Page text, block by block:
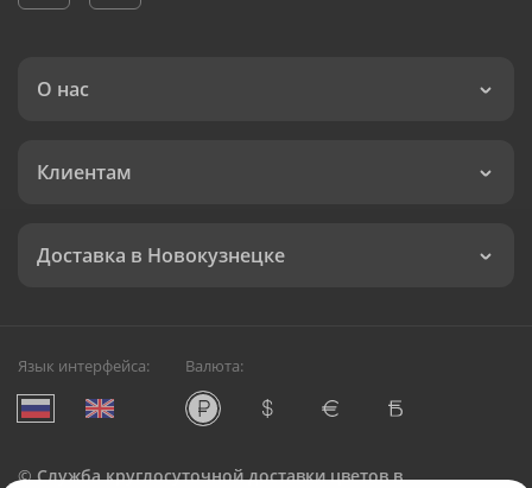
О нас
Клиентам
Доставка в Новокузнецке
Язык интерфейса: Валюта:
©Служба круглосуточной доставки цветов в